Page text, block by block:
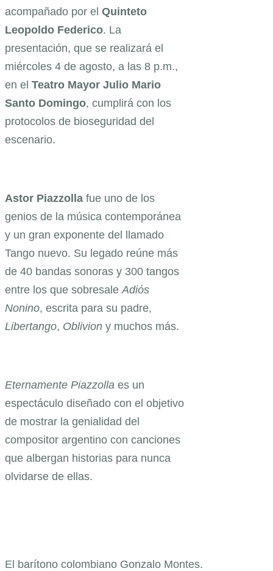
acompañado por el Quinteto
Leopoldo Federico. La
presentación, que se realizará el
miércoles 4 de agosto, a las 8 p.m.,
en el Teatro Mayor Julio Mario
Santo Domingo, cumplirá con los
protocolos de bioseguridad del
escenario.
Astor Piazzolla fue uno de los
genios de la música contemporánea
y un gran exponente del llamado
Tango nuevo. Su legado reúne más
de 40 bandas sonoras y 300 tangos
entre los que sobresale Adiós
Nonino, escrita para su padre,
Libertango, Oblivion y muchos más.
Eternamente Piazzolla es un
espectáculo diseñado con el objetivo
de mostrar la genialidad del
compositor argentino con canciones
que albergan historias para nunca
olvidarse de ellas.
El barítono colombiano Gonzalo Montes.